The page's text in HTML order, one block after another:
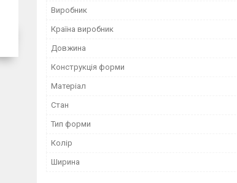
Виробник
Країна виробник
Довжина
Конструкція форми
Матеріал
Стан
Тип форми
Колір
Ширина